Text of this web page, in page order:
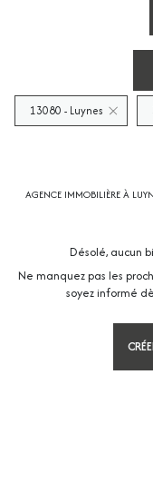
13080 - Luynes
AGENCE IMMOBILIÈRE À
Désolé, aucun
Ne manquez pas les
soyez informé